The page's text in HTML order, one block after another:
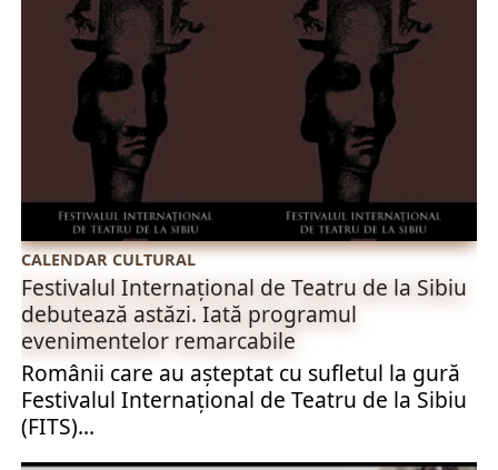
CALENDAR CULTURAL
Festivalul Internațional de Teatru de la Sibiu
debutează astăzi. Iată programul
evenimentelor remarcabile
Românii care au așteptat cu sufletul la gură
Festivalul Internațional de Teatru de la Sibiu
(FITS)...